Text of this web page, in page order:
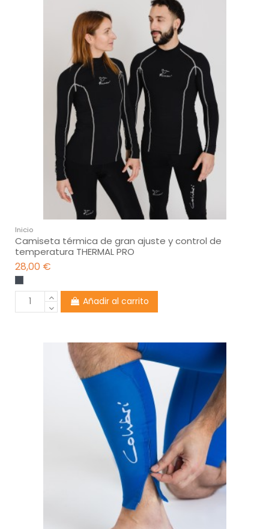
Inicio
Camiseta térmica de gran ajuste y control de
temperatura THERMAL PRO
28,00 €
Añadir al carrito